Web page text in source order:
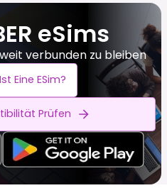
eSims
verbunden zu bleiben
Eine ESim?
Prüfen